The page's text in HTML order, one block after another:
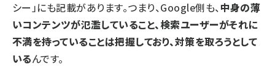
シー 」にも記載があります。つまり、Google側も、 中身の薄
いコンテンツが氾濫していること、検索ユーザーがそれに
不満を持っていることは把握しており、対策を取ろうとして
いるんです。